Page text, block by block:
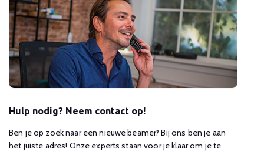
Hulp nodig? Neem contact op!
Ben je op zoek naar een nieuwe beamer? Bij ons ben je aan
het juiste adres! Onze experts staan voor je klaar om je te